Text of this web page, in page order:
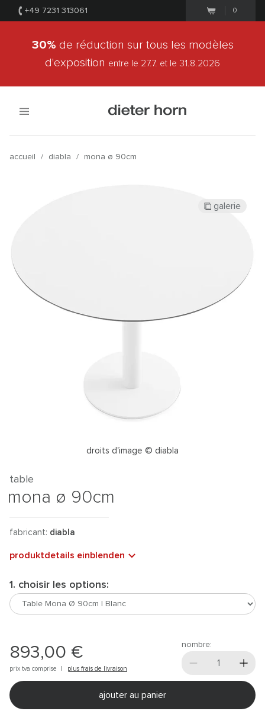
+49 7231 313061 0
30% de réduction sur tous les modèles
d'exposition entre le 27.7. et le 31.8.2026
accueil / diabla / mona ø 90cm
droits d'image © diabla
galerie
table
mona ø 90cm
fabricant: diabla
produktdetails einblenden
1. choisir les options:
893,00 €
prix tva comprise | plus frais de livraison
nombre:
ajouter au panier